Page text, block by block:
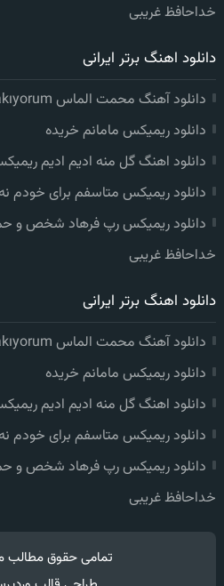
خداحافظ غریبی
دانلود اهنگ برتر ایرانی
دانلود آهنگ محمت الماس gidene yakıyorum
دانلود ریمیکس مامانم خریده
دانلود اهنگ گل منه ادیم ادیم
دانلود ریمیکس متاسفم برای خودم
دانلود ریمیکس رپ فرهاد شخص
خداحافظ غریبی
دانلود اهنگ برتر ایرانی
دانلود آهنگ محمت الماس gidene yakıyorum
دانلود ریمیکس مامانم خریده
دانلود اهنگ گل منه ادیم ادیم
دانلود ریمیکس متاسفم برای خودم
دانلود ریمیکس رپ فرهاد شخص
خداحافظ غریبی
تمامی حقوق